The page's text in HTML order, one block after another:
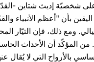
شخصيّة إديث شتاين -
بأن "أعظم الأنبياء
ومع ذلك، فإن التيّار
المؤكّد أن الأحداث
بالأرواح التي لا يُقال